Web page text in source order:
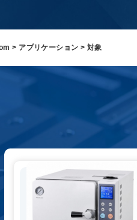
> アプリケーション >対象